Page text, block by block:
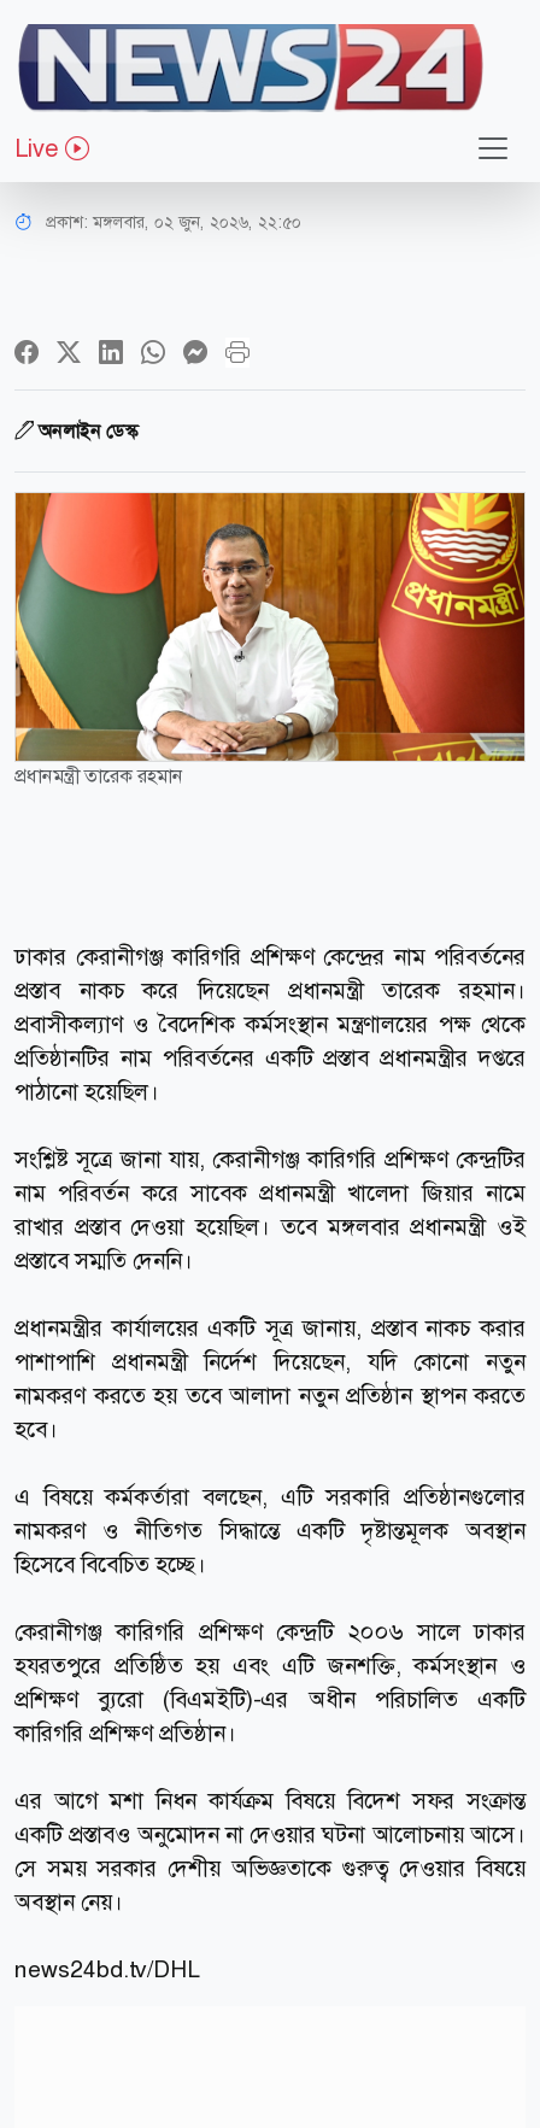
Live
জাতীয়
মায়ের নামে প্রতিষ্ঠানের নামকরণের
প্রস্তাবে অসম্মতি প্রধানমন্ত্রীর
প্রকাশ:মঙ্গলবার, ০২ জুন, ২০২৬, ২২:৫০
অনলাইন ডেস্ক
প্রধানমন্ত্রী তারেক রহমান
ঢাকার কেরানীগঞ্জ কারিগরি প্রশিক্ষণ কেন্দ্রের নাম পরিবর্তনের
প্রস্তাব নাকচ করে দিয়েছেন প্রধানমন্ত্রী তারেক রহমান।
প্রবাসীকল্যাণ ও বৈদেশিক কর্মসংস্থান মন্ত্রণালয়ের পক্ষ থেকে
প্রতিষ্ঠানটির নাম পরিবর্তনের একটি প্রস্তাব প্রধানমন্ত্রীর দপ্তরে
পাঠানো হয়েছিল।
সংশ্লিষ্ট সূত্রে জানা যায়, কেরানীগঞ্জ কারিগরি প্রশিক্ষণ কেন্দ্রটির
নাম পরিবর্তন করে সাবেক প্রধানমন্ত্রী খালেদা জিয়ার নামে
রাখার প্রস্তাব দেওয়া হয়েছিল। তবে মঙ্গলবার প্রধানমন্ত্রী ওই
প্রস্তাবে সম্মতি দেননি।
প্রধানমন্ত্রীর কার্যালয়ের একটি সূত্র জানায়, প্রস্তাব নাকচ করার
পাশাপাশি প্রধানমন্ত্রী নির্দেশ দিয়েছেন, যদি কোনো নতুন
নামকরণ করতে হয় তবে আলাদা নতুন প্রতিষ্ঠান স্থাপন করতে
হবে।
এ বিষয়ে কর্মকর্তারা বলছেন, এটি সরকারি প্রতিষ্ঠানগুলোর
নামকরণ ও নীতিগত সিদ্ধান্তে একটি দৃষ্টান্তমূলক অবস্থান
হিসেবে বিবেচিত হচ্ছে।
কেরানীগঞ্জ কারিগরি প্রশিক্ষণ কেন্দ্রটি ২০০৬ সালে ঢাকার
হযরতপুরে প্রতিষ্ঠিত হয় এবং এটি জনশক্তি, কর্মসংস্থান ও
প্রশিক্ষণ ব্যুরো (বিএমইটি)-এর অধীন পরিচালিত একটি
কারিগরি প্রশিক্ষণ প্রতিষ্ঠান।
এর আগে মশা নিধন কার্যক্রম বিষয়ে বিদেশ সফর সংক্রান্ত
একটি প্রস্তাবও অনুমোদন না দেওয়ার ঘটনা আলোচনায় আসে।
সে সময় সরকার দেশীয় অভিজ্ঞতাকে গুরুত্ব দেওয়ার বিষয়ে
অবস্থান নেয়।
news24bd.tv/DHL